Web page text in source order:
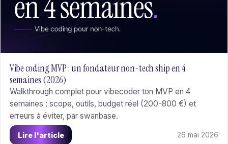
Vibe coding MVP : un fondateur non-tech ship en 4
semaines (2026)
Walkthrough complet pour vibecoder ton MVP en 4
semaines : scope, outils, budget réel (200-800 €) et
erreurs à éviter, par swanbase.
Lire l'article 26 mai 2026